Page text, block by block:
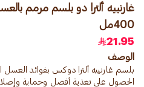
غارنييه ألترا دو بلسم مرمم
400مل
21.95
الوصف
الحصول على تغذية أفضل وحماية